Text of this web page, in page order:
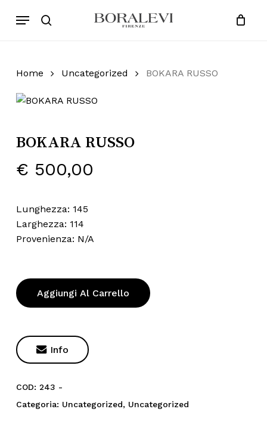
Products
search
Menu
Cart Close
Home Uncategorized BOKARA RUSSO
BOKARA RUSSO
€ 500,00
Lunghezza: 145
Larghezza: 114
Provenienza: N/A
Aggiungi Al Carrello
Info
COD: 243 -
Categoria: Uncategorized, Uncategorized